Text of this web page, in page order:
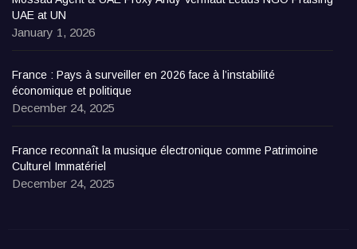
UAE at UN
January 1, 2026
France : Pays à surveiller en 2026 face à l’instabilité
économique et politique
December 24, 2025
France reconnaît la musique électronique comme Patrimoine
Culturel Immatériel
December 24, 2025